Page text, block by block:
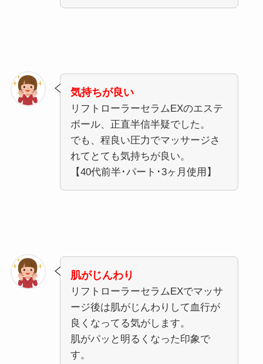
気持ちが良い
リフトローラーセラムEXのエステ
ボール、正直半信半疑でした。
でも、程良い圧力でマッサージさ
れてとても気持ちが良い。
【40代前半･パート･3ヶ月使用】
肌がじんわり
リフトローラーセラムEXでマッサ
ージ後は肌がじんわりして血行が
良くなってる気がします。
肌がパッと明るくなった印象で
す。